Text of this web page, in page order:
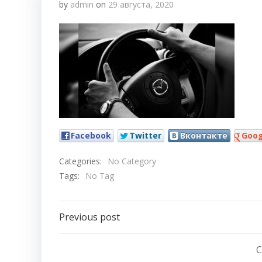
by admin on 29 августа, 2020
Facebook Twitter Вконтакте
Categories:
No Category
Tags:
No Tag
Навигация
Previous post